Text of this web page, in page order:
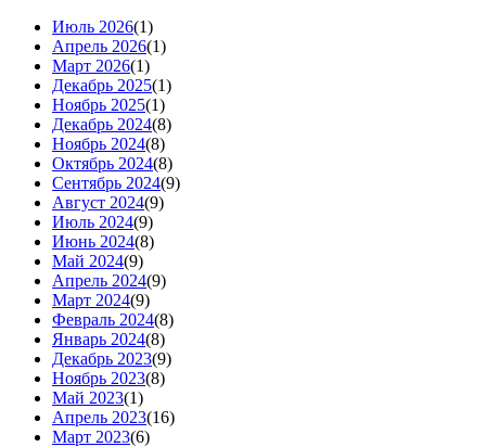
Июль 2026(1)
Апрель 2026(1)
Март 2026(1)
Декабрь 2025(1)
Ноябрь 2025(1)
Декабрь 2024(8)
Ноябрь 2024(8)
Октябрь 2024(8)
Сентябрь 2024(9)
Август 2024(9)
Июль 2024(9)
Июнь 2024(8)
Май 2024(9)
Апрель 2024(9)
Март 2024(9)
Февраль 2024(8)
Январь 2024(8)
Декабрь 2023(9)
Ноябрь 2023(8)
Май 2023(1)
Апрель 2023(16)
Март 2023(6)